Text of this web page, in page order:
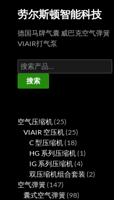
劳尔斯顿智能科技
德国马牌气囊 威巴克空气弹簧
VIAIR打气泵
搜
索：
搜索
空气压缩机 2525
个
产
品
VIAIR 空压机 2525
个
产
品
C 型压缩机 1818
个
产
品
HG 系列压缩机 11
产
IG 系列压缩机 44
个
双压缩机组合套装 22
空气弹簧 147147
个
囊式空气弹簧 9898